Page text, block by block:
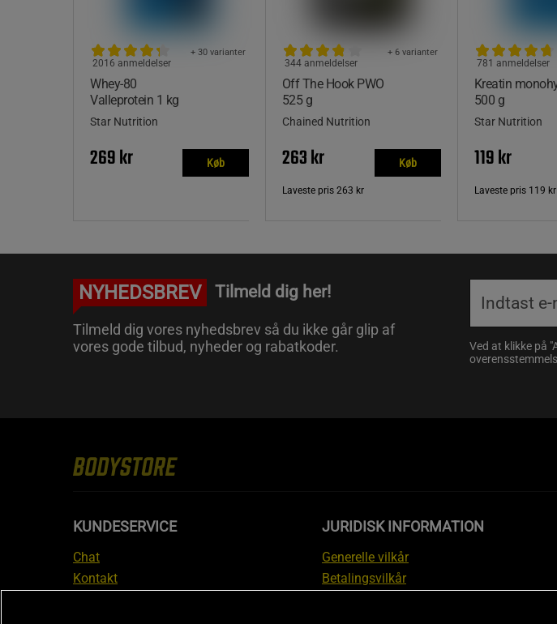
Whey-80
Valleprotein 1 kg
+ 30 varianter
2016 anmeldelser
Star Nutrition
269 kr Køb
Off The Hook PWO
525 g
+ 6 varianter
344 anmeldelser
Chained Nutrition
263 kr Køb
Laveste pris 263 kr
Kreatin
500 g
781 anmeldelser
Star Nutrition
119 kr
Laveste pris 119 kr
NYHEDSBREV Tilmeld dig her!
Tilmeld dig vores nyhedsbrev så du ikke går glip af
vores gode tilbud, nyheder og rabatkoder.
Ved at klikke på
KUNDESERVICE
Chat
Kontakt
JURIDISK INFORMATION
Generelle vilkår
Betalingsvilkår